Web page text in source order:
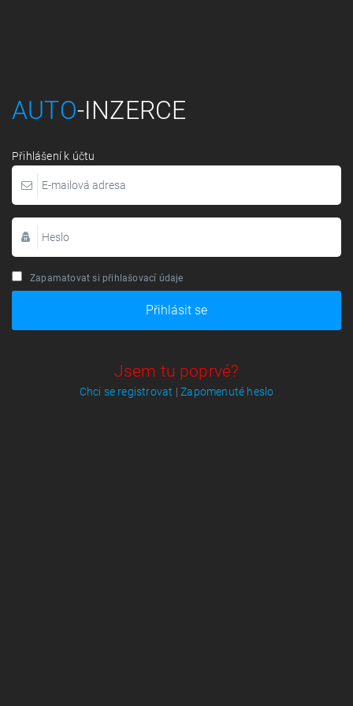
AUTO-INZERCE
Přihlášení k účtu
Zapamatovat si přihlašovací údaje
Jsem tu poprvé?
Chci se registrovat |Zapomenuté heslo